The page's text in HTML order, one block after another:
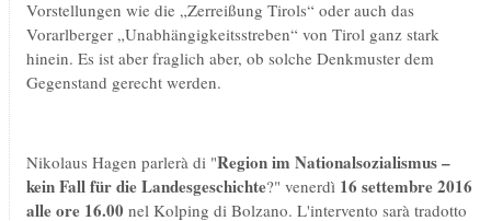
Vorstellungen wie die „Zerreißung Tirols“ oder auch das
Vorarlberger „Unabhängigkeitsstreben“ von Tirol ganz stark
hinein. Es ist aber fraglich aber, ob solche Denkmuster dem
Gegenstand gerecht werden.
Nikolaus Hagen parlerà di "Region im Nationalsozialismus –
kein Fall für die Landesgeschichte?" venerdì 16 settembre 2016
alle ore 16.00 nel Kolping di Bolzano. L'intervento sarà tradotto